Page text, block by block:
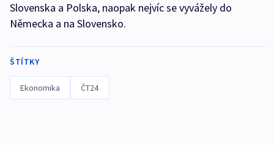
Slovenska a Polska, naopak nejvíc se vyvážely do
Německa a na Slovensko.
ŠTÍTKY
Ekonomika ČT24